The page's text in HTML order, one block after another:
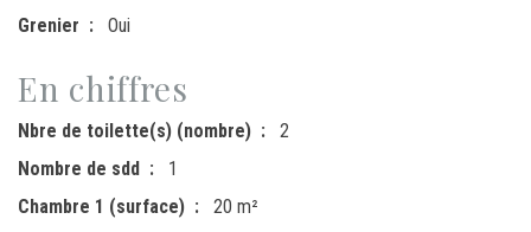
Grenier
Oui
En chiffres
Nbre de toilette(s) (nombre)
2
Nombre de sdd
1
Chambre 1 (surface)
20 m²